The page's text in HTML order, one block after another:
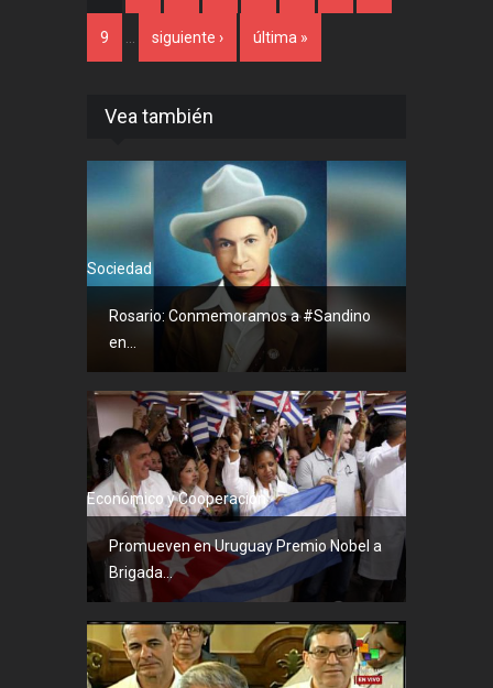
9 siguiente › última »
Vea también
Sociedad
Rosario: Conmemoramos a #Sandino
en...
Económico y Cooperación
Promueven en Uruguay Premio Nobel a
Brigada...